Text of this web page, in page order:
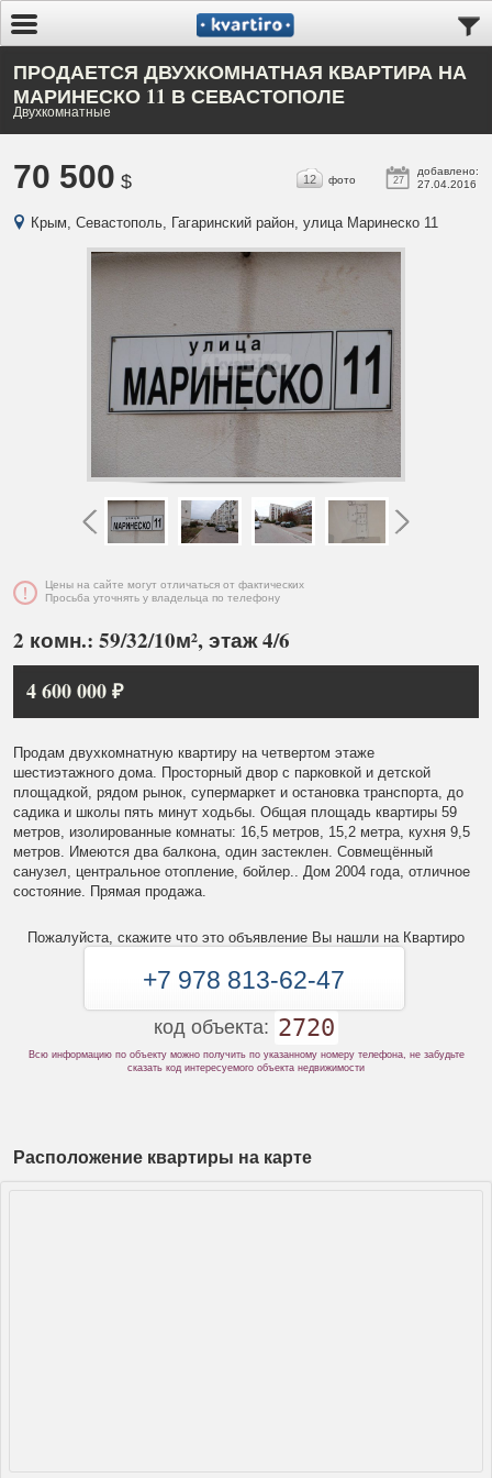
ПРОДАЕТСЯ ДВУХКОМНАТНАЯ КВАРТИРА НА
МАРИНЕСКО 11 В СЕВАСТОПОЛЕ
Двухкомнатные
70 500 $ 27
добавлено:
27.04.2016
12 фото
Крым, Севастополь, Гагаринский район, улица Маринеско 11
Цены на сайте могут отличаться от фактических
Просьба уточнять у владельца по телефону
2 комн.: 59/32/10м², этаж 4/6
4 600 000 ₽
Продам двухкомнатную квартиру на четвертом этаже
шестиэтажного дома. Просторный двор с парковкой и детской
площадкой, рядом рынок, супермаркет и остановка транспорта, до
садика и школы пять минут ходьбы. Общая площадь квартиры 59
метров, изолированные комнаты: 16,5 метров, 15,2 метра, кухня 9,5
метров. Имеются два балкона, один застеклен. Совмещённый
санузел, центральное отопление, бойлер.. Дом 2004 года, отличное
состояние. Прямая продажа.
Пожалуйста, скажите что это объявление Вы нашли на Квартиро
+7 978 813-62-47
код объекта: 2720
Всю информацию по объекту можно получить по указанному номеру телефона, не забудьте
сказать код интересуемого объекта недвижимости
Расположение квартиры на карте